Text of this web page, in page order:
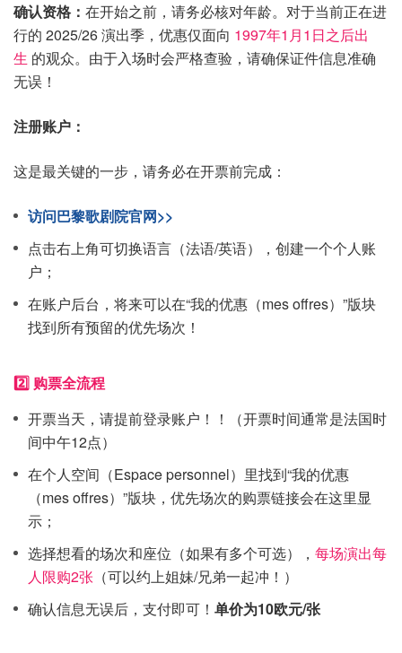
确认资格： 在开始之前，请务必核对年龄。对于当前正在进
行的 2025/26 演出季，优惠仅面向 1997年1月1日之后出
生 的观众。由于入场时会严格查验，请确保证件信息准确
无误！
注册账户：
这是最关键的一步，请务必在开票前完成：
访问巴黎歌剧院官网>>
点击右上角可切换语言（法语/英语），创建一个个人账
户；
在账户后台，将来可以在“我的优惠（mes offres）”版块
找到所有预留的优先场次！
2️⃣ 购票全流程
开票当天，请提前登录账户！！（开票时间通常是法国时
间中午12点）
在个人空间（Espace personnel）里找到“我的优惠
（mes offres）”版块，优先场次的购票链接会在这里显
示；
选择想看的场次和座位（如果有多个可选）， 每场演出每
人限购2张 （可以约上姐妹/兄弟一起冲！）
确认信息无误后，支付即可！ 单价为10欧元/张